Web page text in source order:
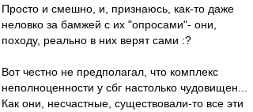
Просто и смешно, и, признаюсь, как-то даже
неловко за бамжей с их "опросами"- они,
походу, реально в них верят сами :?
Вот честно не предполагал, что комплекс
неполноценности у сбг настолько чудовищен...
Как они, несчастные, существовали-то все эти